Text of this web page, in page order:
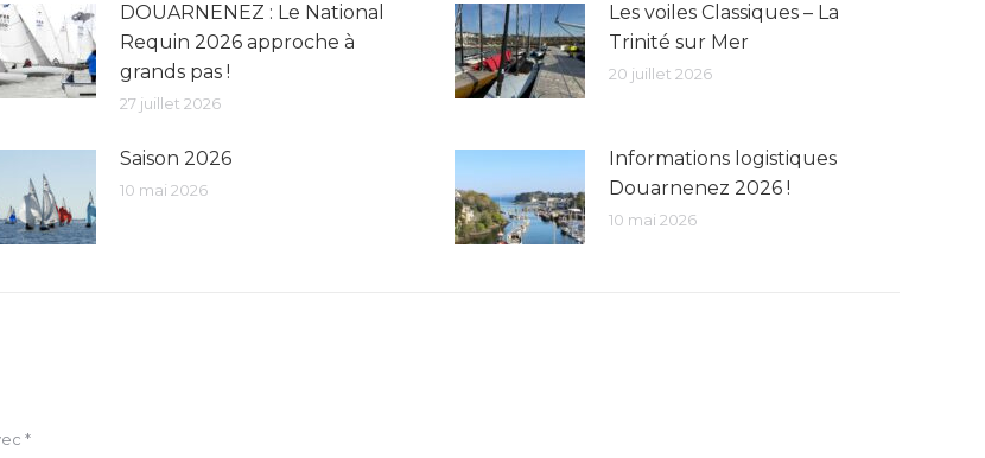
DOUARNENEZ : Le National
Requin 2026 approche à
grands pas !
27 juillet 2026
Les voiles Classiques – La
Trinité sur Mer
20 juillet 2026
Saison 2026
10 mai 2026
Informations logistiques
Douarnenez 2026 !
10 mai 2026
*